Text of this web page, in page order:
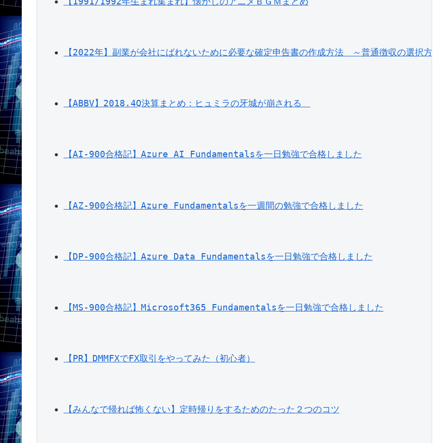
【2022年】副業が会社にばれないために必要な確定申告書の作成方法　～普通徴収の選択方
【ABBV】2018.4Q決算まとめ：ヒュミラの牙城が崩される
【AI-900合格記】Azure AI Fundamentalsを一日勉強で合格しました
【AZ-900合格記】Azure Fundamentalsを一週間の勉強で合格しました
【DP-900合格記】Azure Data Fundamentalsを一日勉強で合格しました
【MS-900合格記】Microsoft365 Fundamentalsを一日勉強で合格しました
【PR】DMMFXでFX取引をやってみた（初心者）
【みんなで帰れば怖くない】定時帰りをするためのたった２つのコツ